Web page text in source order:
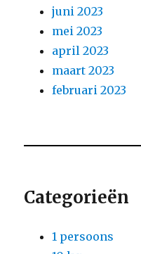
juni 2023
mei 2023
april 2023
maart 2023
februari 2023
Categorieën
1 persoons